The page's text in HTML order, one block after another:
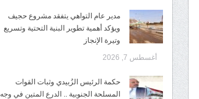
مدير عام التواهي يتفقد مشروع حجيف
ويؤكد أهمية تطوير البنية التحتية وتسريع
وتيرة الإنجاز
أغسطس 7, 2026
حكمة الرئيس الزُبيدي وثبات القوات
المسلحة الجنوبية .. الدرع المتين في وجه